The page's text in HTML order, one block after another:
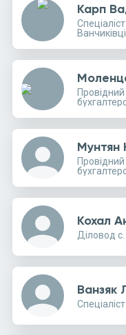
Карп
Ванчиківці
Провідний
person Мунтян
Провідний
person Кохал
Діловод
person Ванзяк
Спеціаліст